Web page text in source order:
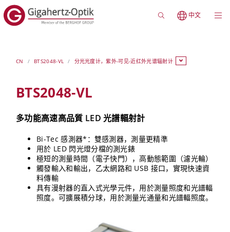
中文
CN BTS2048-VL 分光光度计，紫外-可见-近红外光谱辐射计
BTS2048-VL
多功能高速高品質 LED 光譜輻射計
Bi-Tec 感測器*：雙感測器，測量更精準
用於 LED 閃光燈分檔的測光錶
極短的測量時間（電子快門），高動態範圍（濾光輪）
觸發輸入和輸出，乙太網路和 USB 接口，實現快速資
料傳輸
具有漫射器的直入式光學元件，用於測量照度和光譜輻
照度。可擴展積分球，用於測量光通量和光譜輻照度。